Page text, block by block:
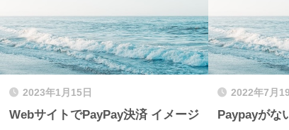
2023年1月15日
WebサイトでPayPay決済 イメージ
2022年7月
Paypayがな